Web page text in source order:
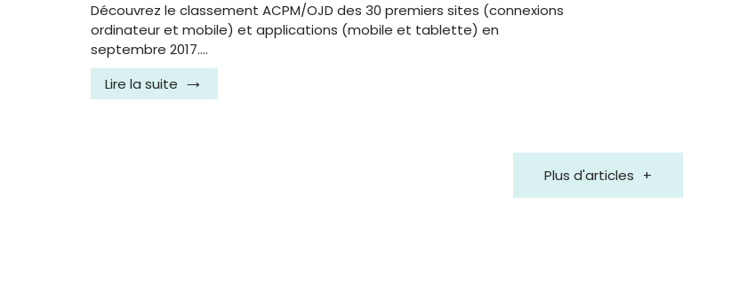
Découvrez le classement ACPM/OJD des 30 premiers sites (connexions
ordinateur et mobile) et applications (mobile et tablette) en
septembre 2017.…
Lire la suite
Plus d'articles